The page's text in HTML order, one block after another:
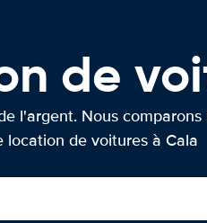
de
l'argent. Nous comparons
location de voitures à Cala